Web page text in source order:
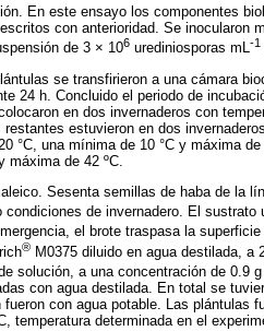
En este ensayo los componentes
con anterioridad. Se inocularon
de 3 × 106 urediniosporas mL-1
se transfirieron a una cámara
24 h. Concluido el periodo de
en dos invernaderos con
restantes estuvieron en dos
°C, una mínima de 10 °C y máxima
máxima de 42 ºC.
Sesenta semillas de haba de la
condiciones de invernadero. El
el brote traspasa la
® M0375 diluido en agua destilada,
solución, a una concentración de 0.9
con agua destilada. En total se
con agua potable. Las plántulas
temperatura determinada en el